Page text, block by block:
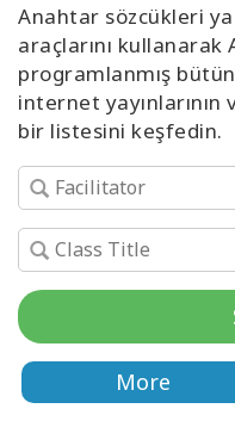
Access
Bars
Bölgeler
Sınıflar
Kolaylaştırıcılar
Anahtar sözcükleri
araçlarını kullanarak
programlanmış bütün
internet
bir listesini keşfedin.
More